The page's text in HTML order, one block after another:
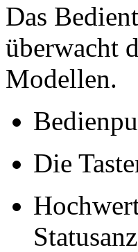
Das
überwacht
Modellen.
Die